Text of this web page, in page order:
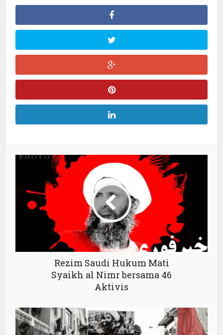
Rezim Saudi Hukum Mati
Syaikh al Nimr bersama 46
Aktivis